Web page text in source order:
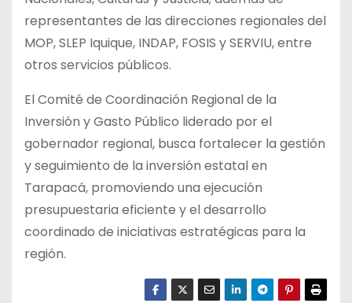
representantes de las direcciones regionales del
MOP, SLEP Iquique, INDAP, FOSIS y SERVIU, entre
otros servicios públicos.
El Comité de Coordinación Regional de la
Inversión y Gasto Público liderado por el
gobernador regional, busca fortalecer la gestión
y seguimiento de la inversión estatal en
Tarapacá, promoviendo una ejecución
presupuestaria eficiente y el desarrollo
coordinado de iniciativas estratégicas para la
región.